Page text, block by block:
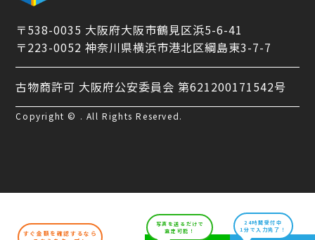
〒538-0035 大阪府大阪市鶴見区浜5-6-41
〒223-0052 神奈川県横浜市港北区綱島東3-7-7
古物商許可 大阪府公安委員会 第621200171542号
Copyright © . All Rights Reserved.
すぐ金額を確認するなら
写真を送るだけで
査定可能！
24時間受付中
1分で入力完了！